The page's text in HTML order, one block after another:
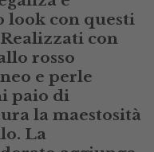
look con questi
con
rosso
e perle
paio di
la maestosità
La